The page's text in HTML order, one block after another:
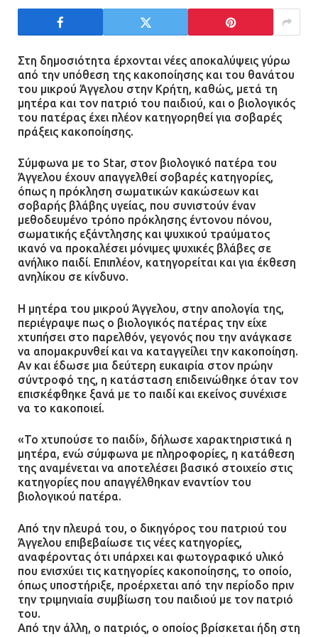
μεγάλης έκρηξης στο εργοστάσιο
12.07.2026 | 15:07
Άργος: Στη φυλακή οι δύο
αστυνομικοί για τους
πυροβολισμούς κατά του 20χρονου
με αναπηρία
11.07.2026 | 22:59
Ένα πουλί «υπεύθυνο» για την
πρωινή διακοπή ρεύματος στη
Μάνδρα
09.07.2026 | 11:12
Φωτιά σε επιχείρηση στον
Ασπρόπυργο – Ήχησε το 112
09.07.2026 | 09:19
Δίωξη για απόπειρα
ανθρωποκτονίας στους δύο
αστυνομικούς
08.07.2026 | 22:30
Ομαδικός βιασμός 19χρονης στο
Α.Τ. Ομονοίας: Ο Εισαγγελέας
πρότεινε την αθώωση των
αστυνομικών
08.07.2026 | 16:24
Ο δήμαρχος Μάνδρας δώρισε όλους
τους μισθούς του 2025 στο Θριάσιο
για μηχάνημα καρδιολογικών
επεμβάσεων
08.07.2026 | 15:02
Στη δημοσιότητα έρχονται νέες αποκαλύψεις γύρω
από την υπόθεση της κακοποίησης και του θανάτου
του μικρού Άγγελου στην Κρήτη, καθώς, μετά τη
μητέρα και τον πατριό του παιδιού, και ο βιολογικός
του πατέρας έχει πλέον κατηγορηθεί για σοβαρές
πράξεις κακοποίησης.
Σύμφωνα με το Star, στον βιολογικό πατέρα του
Άγγελου έχουν απαγγελθεί σοβαρές κατηγορίες,
όπως η πρόκληση σωματικών κακώσεων και
σοβαρής βλάβης υγείας, που συνιστούν έναν
μεθοδευμένο τρόπο πρόκλησης έντονου πόνου,
σωματικής εξάντλησης και ψυχικού τραύματος
ικανό να προκαλέσει μόνιμες ψυχικές βλάβες σε
ανήλικο παιδί. Επιπλέον, κατηγορείται και για έκθεση
ανηλίκου σε κίνδυνο.
Η μητέρα του μικρού Άγγελου, στην απολογία της,
περιέγραψε πως ο βιολογικός πατέρας την είχε
χτυπήσει στο παρελθόν, γεγονός που την ανάγκασε
να απομακρυνθεί και να καταγγείλει την κακοποίηση.
Αν και έδωσε μια δεύτερη ευκαιρία στον πρώην
σύντροφό της, η κατάσταση επιδεινώθηκε όταν τον
επισκέφθηκε ξανά με το παιδί και εκείνος συνέχισε
να το κακοποιεί.
«Το χτυπούσε το παιδί», δήλωσε χαρακτηριστικά η
μητέρα, ενώ σύμφωνα με πληροφορίες, η κατάθεση
της αναμένεται να αποτελέσει βασικό στοιχείο στις
κατηγορίες που απαγγέλθηκαν εναντίον του
βιολογικού πατέρα.
Από την πλευρά του, ο δικηγόρος του πατριού του
Άγγελου επιβεβαίωσε τις νέες κατηγορίες,
αναφέροντας ότι υπάρχει και φωτογραφικό υλικό
που ενισχύει τις κατηγορίες κακοποίησης, το οποίο,
όπως υποστήριξε, προέρχεται από την περίοδο πριν
την τριμηνιαία συμβίωση του παιδιού με τον πατριό
του.
Από την άλλη, ο πατριός, ο οποίος βρίσκεται ήδη στη